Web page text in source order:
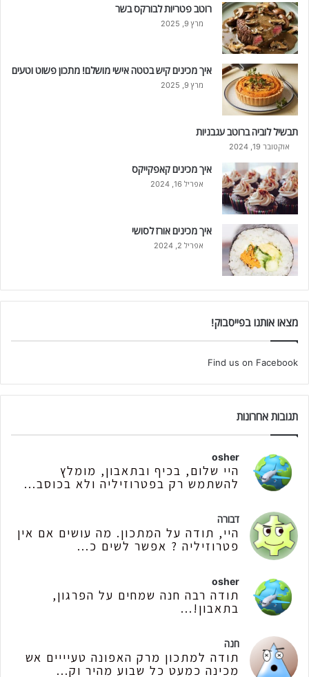
רוטב פטריות לבורקס בשר
מרץ 9, 2025
איך מכינים קיש בטטה אישי מושלם! מתכון פשוט וטעים
מרץ 9, 2025
תבשיל לוביה ברוטב עגבניות
אוקטובר 19, 2024
איך מכינים קאפקייקס
אפריל 16, 2024
איך מכינים אורז לסושי
אפריל 2, 2024
מצאו אותנו בפייסבוק!
Find us on Facebook
תגובות אחרונות
osher
היי שלום, בכיף ובתאבון, מומלץ
להשתמש רק בפטרוזיליה ולא בכוסב...
דבורה
היי, תודה על המתכון. מה עושים אם אין
פטרוזיליה ? אפשר לשים כ...
osher
תודה רבה חנה שמחים על הפרגון,
בתאבון!...
חנה
תודה למתכון מרק האפונה טעיייים אש
מכינה כמעט כל שבוע מהיר וק...